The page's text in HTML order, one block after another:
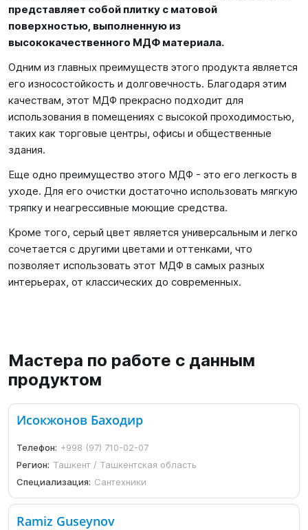
представляет собой плитку с матовой
поверхностью, выполненную из
высококачественного МДФ материала.
Одним из главных преимуществ этого продукта является
его износостойкость и долговечность. Благодаря этим
качествам, этот МДФ прекрасно подходит для
использования в помещениях с высокой проходимостью,
таких как торговые центры, офисы и общественные
здания.
Еще одно преимущество этого МДФ - это его легкость в
уходе. Для его очистки достаточно использовать мягкую
тряпку и неагрессивные моющие средства.
Кроме того, серый цвет является универсальным и легко
сочетается с другими цветами и оттенками, что
позволяет использовать этот МДФ в самых разных
интерьерах, от классических до современных.
Мастера по работе с данным
продуктом
Исокжонов Баходир
Телефон: +998 (97) 710-02-07
Регион: Ташкент / Ташкентская область
Специализация: Сантехники
Ramiz Guseynov